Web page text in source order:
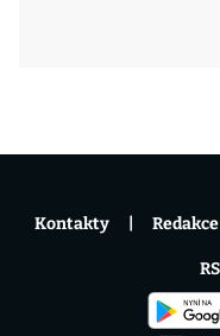
Kontakty Redakce